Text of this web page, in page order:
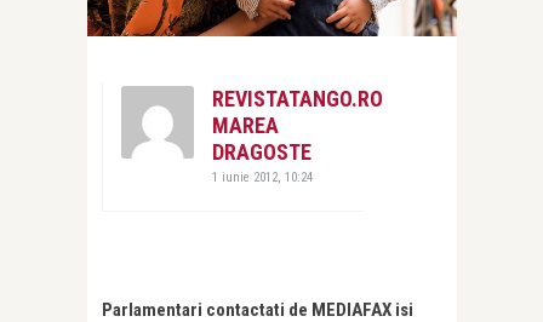
REVISTATANGO.RO
MAREA
DRAGOSTE
1 iunie 2012, 10:24
Parlamentari contactati de MEDIAFAX isi